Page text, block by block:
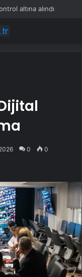
altına alındı
0 0